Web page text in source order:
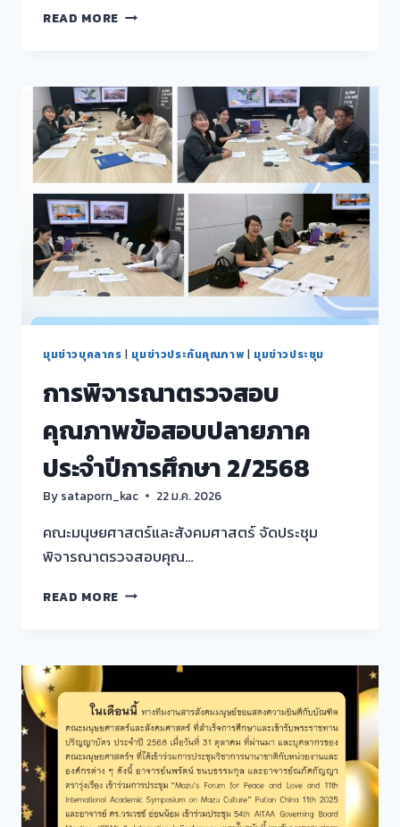
READ MORE การ
บุคลากร
สาย
สนับสนุน
การ
ประเมิน
ผล
การ
ปฏิบัติ
งาน
ของ
คณะ
มนุษยศาสตร์
และ
ประจำ
พ.ศ.
2569
รอบ
ที่
2
มุมข่าวบุคลากร | มุมข่าวประกันคุณภาพ | มุมข่าวประชุม
การพิจารณาตรวจสอบ
คุณภาพข้อสอบปลายภาค
ประจำปีการศึกษา 2/2568
By sataporn_kac 22 ม.ค. 2026
คณะมนุษยศาสตร์และสังคมศาสตร์ จัดประชุม
พิจารณาตรวจสอบคุณ…
READ MORE การ
คุณภาพ
ปลาย
ภาค
ประจำ
ปี
การ
ศึกษา
2/2568